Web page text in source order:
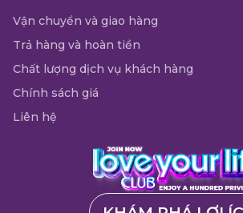
Vận chuyển và giao hàng
Trả hàng và hoàn tiền
Chất lượng dịch vụ khách hàng
Chính sách giá
Liên hệ